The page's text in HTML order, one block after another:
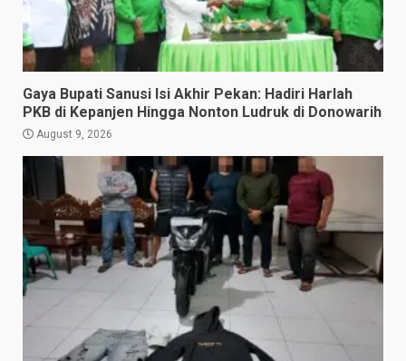
Gaya Bupati Sanusi Isi Akhir Pekan: Hadiri Harlah
PKB di Kepanjen Hingga Nonton Ludruk di Donowarih
August 9, 2026